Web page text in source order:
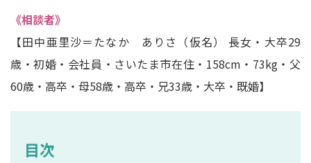
《相談者》
【田中亜里沙＝たなか ありさ（仮名） 長女・大卒29
歳・初婚・会社員・さいたま市在住・158cm・73kg・父
60歳・高卒・母58歳・高卒・兄33歳・大卒・既婚】
目次